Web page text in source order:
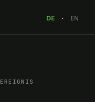
DE · EN
EREIGNIS